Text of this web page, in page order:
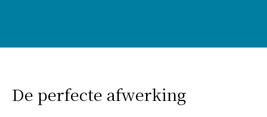
De perfecte afwerking